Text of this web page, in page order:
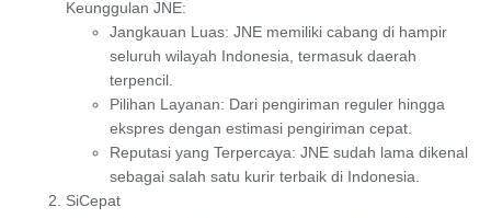
Keunggulan JNE:
Jangkauan Luas: JNE memiliki cabang di hampir
seluruh wilayah Indonesia, termasuk daerah
terpencil.
Pilihan Layanan: Dari pengiriman reguler hingga
ekspres dengan estimasi pengiriman cepat.
Reputasi yang Terpercaya: JNE sudah lama dikenal
sebagai salah satu kurir terbaik di Indonesia.
SiCepat